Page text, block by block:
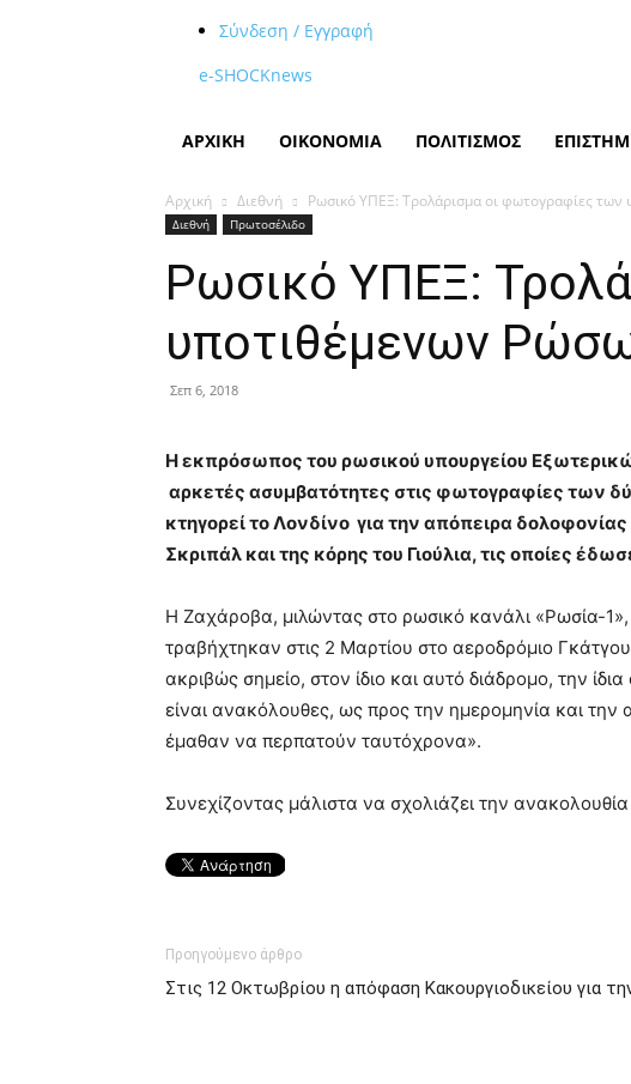
Σύνδεση / Εγγραφή
e-SHOCKnews
ΑΡΧΙΚΗ ΟΙΚΟΝΟΜΙΑ ΠΟΛΙΤΙΣΜΟΣ
Αρχική Διεθνή Ρωσικό ΥΠΕΞ: Τρολάρισμα οι φωτογραφίες
Διεθνή Πρωτοσέλιδο
Ρωσικό ΥΠΕΞ:
υποτιθέμενων
Σεπ 6, 2018
Η εκπρόσωπος του ρωσικού υπουργείου
αρκετές ασυμβατότητες στις φωτογραφίες των
κτηγορεί το Λονδίνο για την απόπειρα
Σκριπάλ και της κόρης του Γιούλια, τις οποίες
Η Ζαχάροβα, μιλώντας στο ρωσικό κανάλι «Ρωσία-
τραβήχτηκαν στις 2 Μαρτίου στο αεροδρόμιο
ακριβώς σημείο, στον ίδιο και αυτό διάδρομο, την
είναι ανακόλουθες, ως προς την ημερομηνία και την
έμαθαν να περπατούν ταυτόχρονα».
Συνεχίζοντας μάλιστα να σχολιάζει την
Προηγούμενο άρθρο
Στις 12 Οκτωβρίου η απόφαση Κακουργιοδικείου για